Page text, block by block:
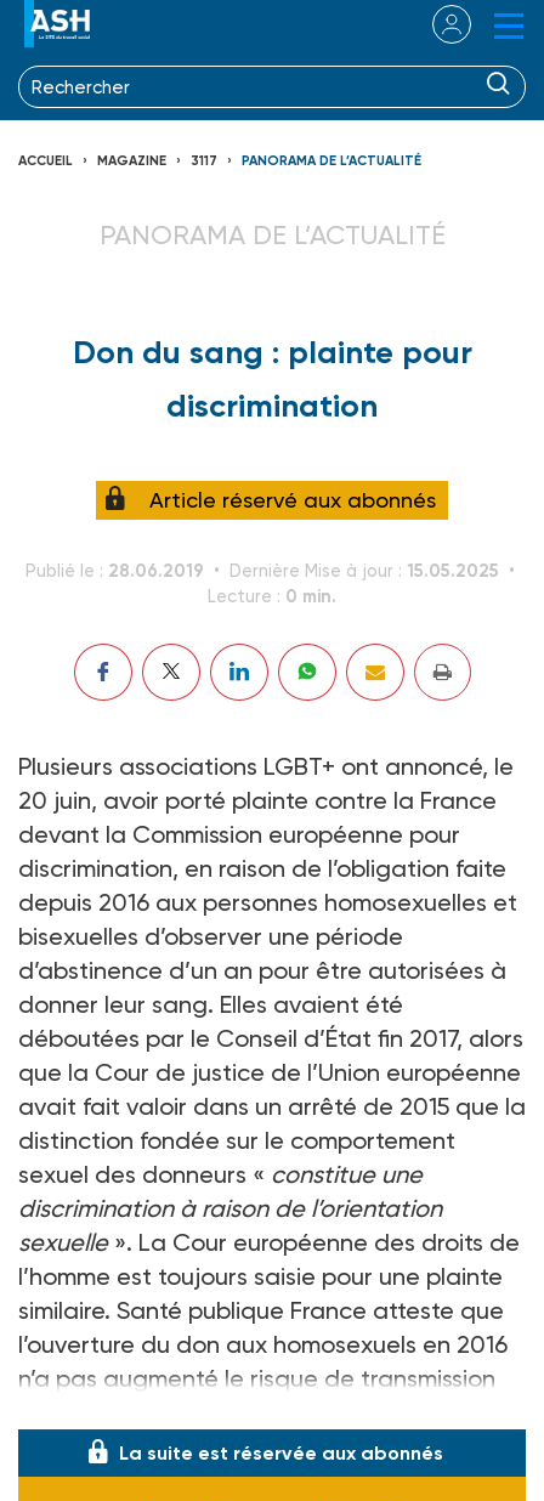
ACCUEIL MAGAZINE 3117 PANORAMA DE L’ACTUALITÉ
PANORAMA DE L’ACTUALITÉ
Don du sang : plainte pour
discrimination
Article réservé aux abonnés
Publié le : 28.06.2019 Dernière Mise à jour : 15.05.2025
Lecture : 0 min.
Plusieurs associations LGBT+ ont annoncé, le
20 juin, avoir porté plainte contre la France
devant la Commission européenne pour
discrimination, en raison de l’obligation faite
depuis 2016 aux personnes homosexuelles et
bisexuelles d’observer une période
d’abstinence d’un an pour être autorisées à
donner leur sang. Elles avaient été
déboutées par le Conseil d’État fin 2017, alors
que la Cour de justice de l’Union européenne
avait fait valoir dans un arrêté de 2015 que la
distinction fondée sur le comportement
sexuel des donneurs « constitue une
discrimination à raison de l’orientation
sexuelle». La Cour européenne des droits de
l’homme est toujours saisie pour une plainte
similaire. Santé publique France atteste que
l’ouverture du don aux homosexuels en 2016
n’a pas augmenté le risque de transmission
La suite est réservée aux abonnés